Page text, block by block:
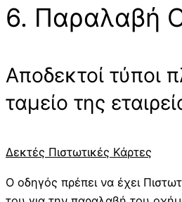
6. Παραλαβή
Αποδεκτοί τύποι
ταμείο της
Δεκτές Πιστωτικές Κάρτες
Ο οδηγός πρέπει να έχει